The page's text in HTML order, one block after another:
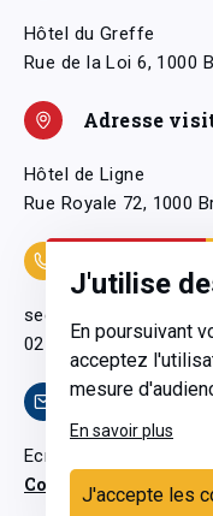
J'utilise
En poursuivant
acceptez
mesure
En savoir plus
J'accepte les
Hôtel du Greffe
Rue de la Loi 6, 1000
Adresse
Hôtel de Ligne
Rue Royale 72, 1000
02 506 38 11
Contact
Ecrivez-nous
Contactez-nous